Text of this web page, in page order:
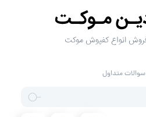
سوالات متداول